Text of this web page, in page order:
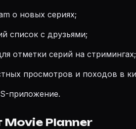
о новых сериях;
список с друзьями;
отметки серий на стримингах;
просмотров и походов в
приложение.
Planner